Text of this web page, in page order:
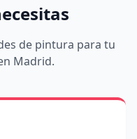
de pintura para tu
Madrid.